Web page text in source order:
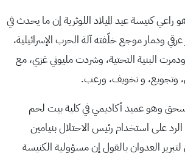
راعي كنيسة عيد الميلاد اللوثرية إن ما يحدث في
ودمار موجع خلّفته آلة الحرب الإسرائيلية،
ودمرت البنية التحتية، وشردت مليوني غزي، مع
وتجويع، و تخويف، ورعب.
وهو عميد أكاديمي في كلية بيت لحم
على استخدام رئيس الاحتلال بنيامين
لتبرير العدوان بالقول إن مسؤولية الكنيسة